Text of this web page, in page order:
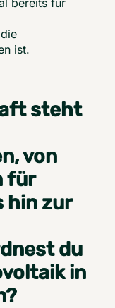
bereits für
ist.
steht
von
für
hin zur
du
in